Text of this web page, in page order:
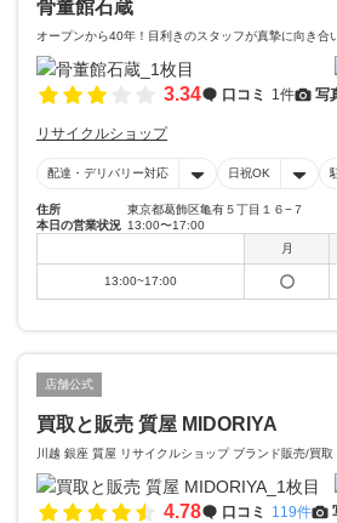
骨董館石蔵
オープンから40年！目利きのスタッフが真摯に向き合
3.34 口コミ 1件 写
リサイクルショップ
配達・デリバリー対応 日祝OK
住所
東京都葛飾区亀有５丁目１６−７
本日の営業状況 13:00〜17:00
月
13:00~17:00
店舗公式
買取と販売 質屋 MIDORIYA
川越 銀座 質屋 リサイクルショップ ブランド販売/買
4.78 口コミ 119件